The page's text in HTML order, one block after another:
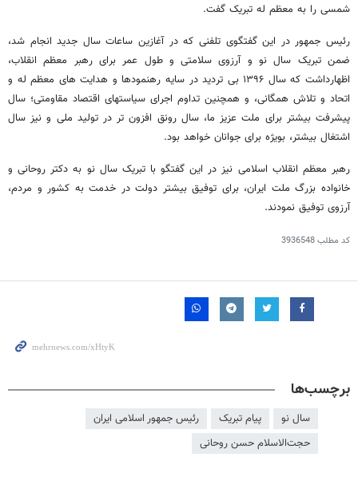
شمسی را به معظم له تبریک گفت.
رئیس جمهور در این گفتگوی تلفنی که در آغازین ساعات سال جدید انجام شد،
ضمن تبریک سال نو و آرزوی سلامتی و طول عمر برای رهبر معظم انقلاب،
اظهارداشت که سال ۱۳۹۶ بی تردید در سایه رهنمودها و هدایت های معظم له و
اتحاد و تلاش همگانی، و همچنین تداوم اجرای سیاستهای اقتصاد مقاومتی؛ سال
پیشرفت بیشتر برای ملت عزیز ما، سال رونق افزون تر در تولید ملی و نیز سال
اشتغال بیشتر، بویژه برای جوانان خواهد بود.
رهبر معظم انقلاب اسلامی نیز در این گفتگو با تبریک سال نو به دکتر روحانی و
خانواده بزرگ ملت ایران، برای توفیق بیشتر دولت در خدمت به کشور و مردم،
آرزوی توفیق نمودند.
کد مطلب3936548
برچسب‌ها
سال نو پیام تبریک
رئیس جمهور اسلامی ایران
حجت‌الاسلام حسن روحانی